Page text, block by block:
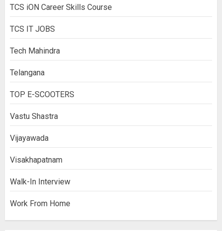
TCS iON Career Skills Course
TCS IT JOBS
Tech Mahindra
Telangana
TOP E-SCOOTERS
Vastu Shastra
Vijayawada
Visakhapatnam
Walk-In Interview
Work From Home